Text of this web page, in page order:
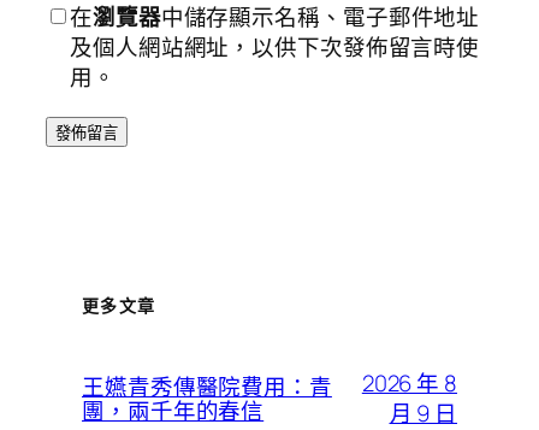
在瀏覽器中儲存顯示名稱、電子郵件地址
及個人網站網址，以供下次發佈留言時使
用。
更多文章
王嬿青秀傳醫院費用：青
團，兩千年的春信
2026 年 8
月 9 日